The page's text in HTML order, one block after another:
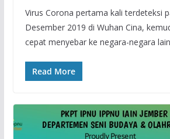
Virus Corona pertama kali terdeteksi
Desember 2019 di Wuhan Cina,
cepat menyebar ke negara-negara
Read More